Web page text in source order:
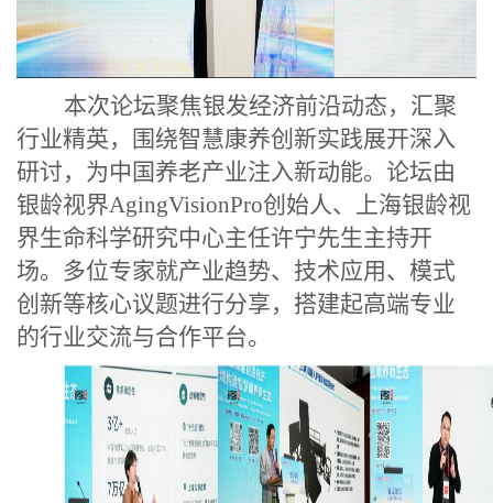
本次论坛聚焦银发经济前沿动态，汇聚
行业精英，围绕智慧康养创新实践展开深入
研讨，为中国养老产业注入新动能。论坛由
银龄视界AgingVisionPro创始人、上海银龄视
界生命科学研究中心主任许宁先生主持开
场。多位专家就产业趋势、技术应用、模式
创新等核心议题进行分享，搭建起高端专业
的行业交流与合作平台。